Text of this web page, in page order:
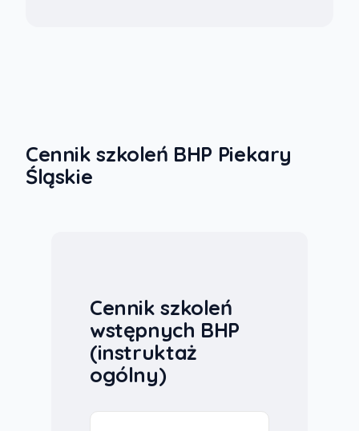
Cennik szkoleń BHP Piekary
Śląskie
Cennik szkoleń
wstępnych BHP
(instruktaż
ogólny)